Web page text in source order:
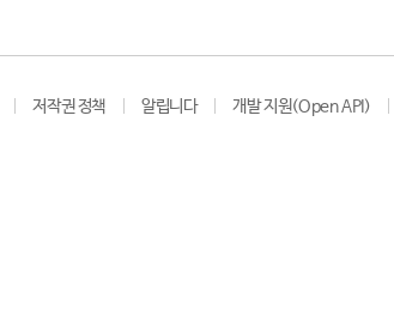
저작권 정책 알립니다 개발 지원(Open API)